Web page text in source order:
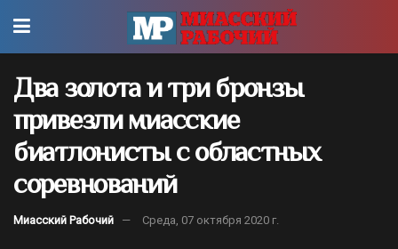
Два золота и три бронзы
привезли миасские
биатлонисты с областных
соревнований
Миасский Рабочий Среда, 07 октября 2020 г.